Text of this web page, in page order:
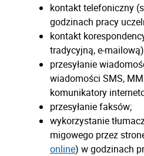
kontakt telefoniczny
godzinach pracy
kontakt
tradycyjną, e-
przesyłanie
wiadomości SMS,
komunikatory
przesyłanie faksów;
wykorzystanie
migowego przez
online) w godzinach